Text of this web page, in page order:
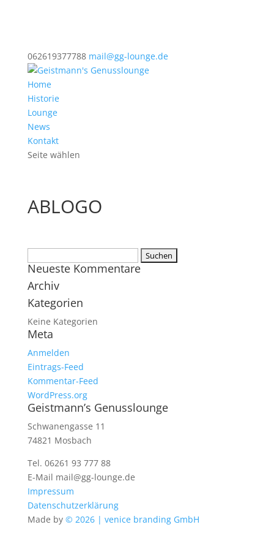
062619377788 mail@gg-lounge.de
Home
Historie
Lounge
News
Kontakt
Seite wählen
ABLOGO
nach:
Neueste Kommentare
Archiv
Kategorien
Keine Kategorien
Meta
Anmelden
Eintrags-Feed
Kommentar-Feed
WordPress.org
Geistmann’s Genusslounge
Schwanengasse 11
74821 Mosbach
Tel. 06261 93 777 88
E-Mail mail@gg-lounge.de
Impressum
Datenschutzerklärung
Made by © 2026 | venice branding GmbH